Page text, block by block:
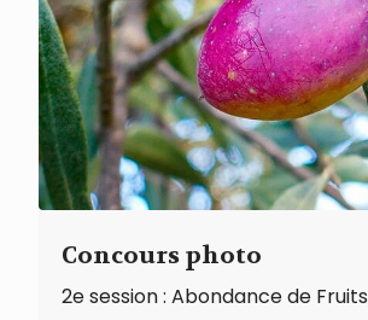
Concours photo
2e session : Abondance de Fruits